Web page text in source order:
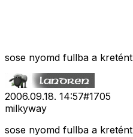
sose nyomd fullba a kretént
2006.09.18. 14:57#1705
milkyway
sose nyomd fullba a kretént